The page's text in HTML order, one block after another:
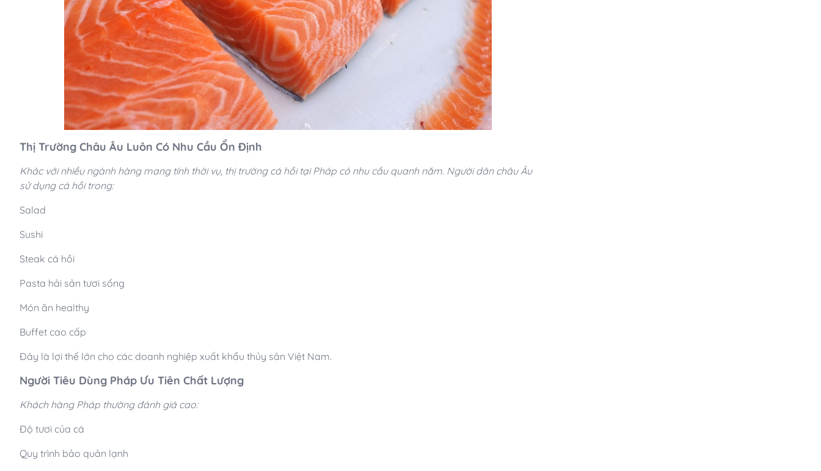
Thị Trường Châu Âu Luôn Có Nhu Cầu Ổn Định
Khác với nhiều ngành hàng mang tính thời vụ, thị trường cá hồi tại Pháp có nhu cầu quanh năm. Người dân châu Âu
sử dụng cá hồi trong:
Salad
Sushi
Steak cá hồi
Pasta hải sản tươi sống
Món ăn healthy
Buffet cao cấp
Đây là lợi thế lớn cho các doanh nghiệp xuất khẩu thủy sản Việt Nam.
Người Tiêu Dùng Pháp Ưu Tiên Chất Lượng
Khách hàng Pháp thường đánh giá cao:
Độ tươi của cá
Quy trình bảo quản lạnh